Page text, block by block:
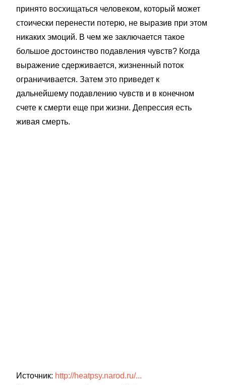
принято восхищаться человеком, который может
стоически перенести потерю, не выразив при этом
никаких эмоций. В чем же заключается такое
большое достоинство подавления чувств? Когда
выражение сдерживается, жизненный поток
ограничивается. Затем это приведет к
дальнейшему подавлению чувств и в конечном
счете к смерти еще при жизни. Депрессия есть
живая смерть.
Источник: http://heatpsy.narod.ru/...